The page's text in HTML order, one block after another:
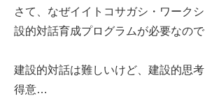
さて、なぜイイトコサガシ・ワーク
設的対話育成プログラムが必要なので
建設的対話は難しいけど、建設的思
得意…